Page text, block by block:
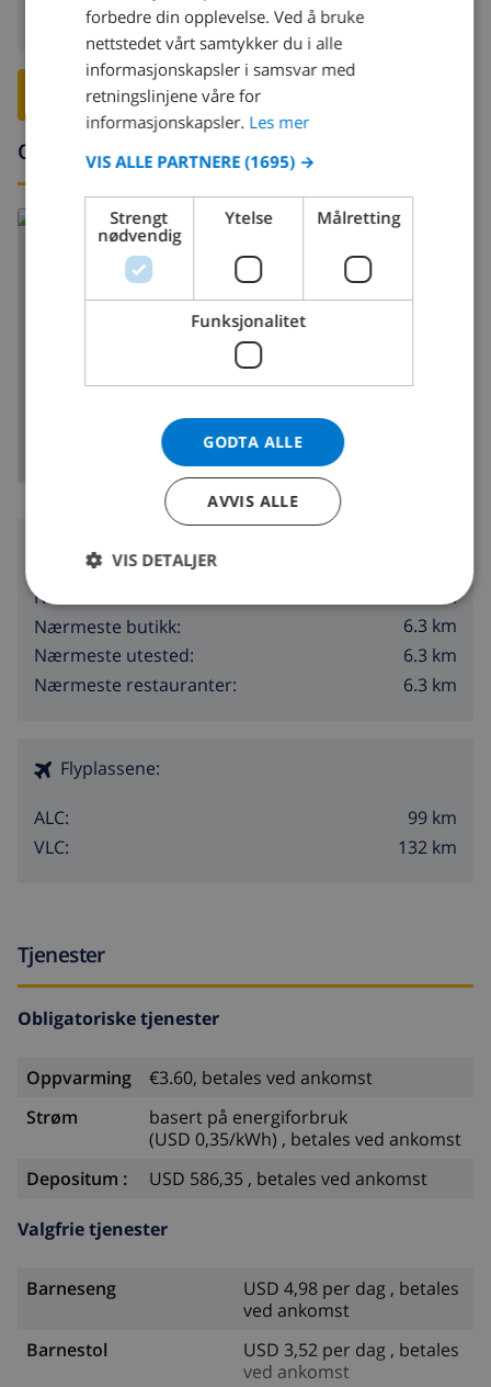
Avreise:Før: 10:00
RESERVER DENNE VILLAEN ›
Omgivelser
Les mer om:
Spania >
Omgivelser
Nærmeste strand:
1.5 km
Nærmeste butikk:
6.3 km
Nærmeste utested:
6.3 km
Nærmeste restauranter:
6.3 km
Flyplassene:
ALC:
99 km
VLC:
132 km
Tjenester
Obligatoriske tjenester
Oppvarming
€3.60, betales ved ankomst
Strøm
basert på energiforbruk
(USD 0,35/kWh) , betales ved ankomst
Depositum :
USD 586,35 , betales ved ankomst
Valgfrie tjenester
Barneseng
USD 4,98 per dag , betales
ved ankomst
Barnestol
USD 3,52 per dag , betales
ved ankomst
FRENCH
SPANISH
GERMAN
DANISH
NORWEGIAN
forbedre din opplevelse. Ved å bruke
nettstedet vårt samtykker du i alle
informasjonskapsler i samsvar med
retningslinjene våre for
informasjonskapsler. Les mer
VIS ALLE PARTNERE (1695) →
Strengt
nødvendig
Ytelse Målretting
Funksjonalitet
GODTA ALLE
AVVIS ALLE
VIS DETALJER